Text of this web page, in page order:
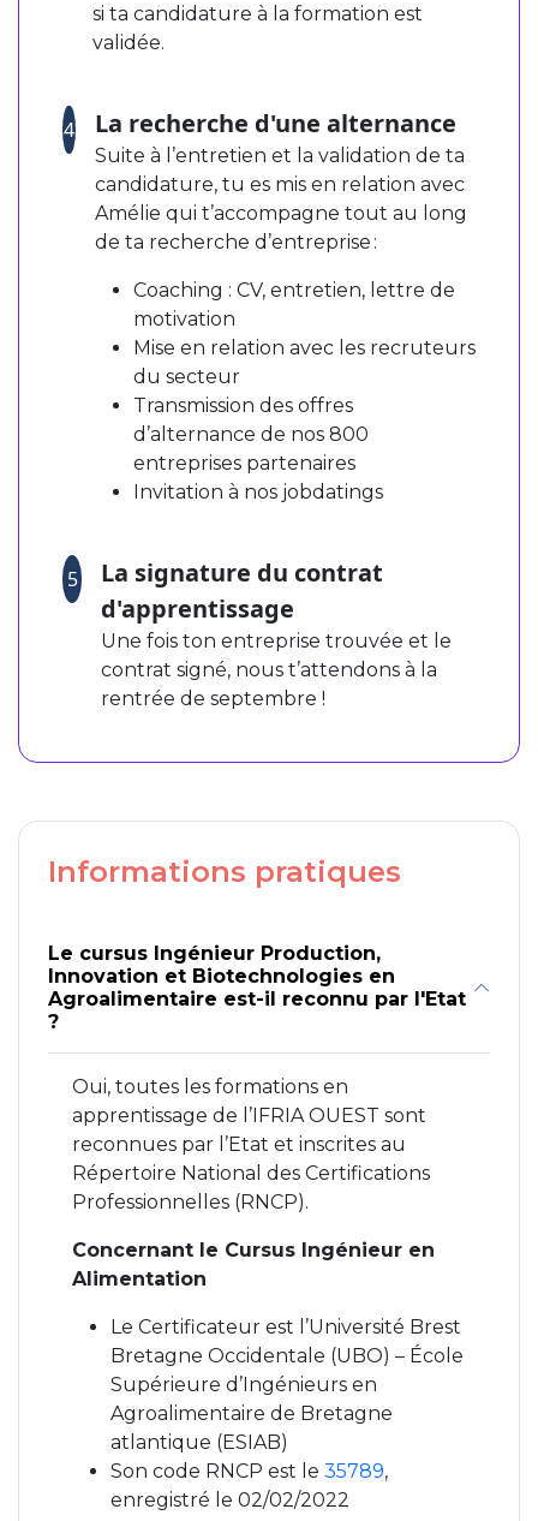
si ta candidature à la formation est
validée.
4 La recherche d'une alternance
Suite à l’entretien et la validation de ta
candidature, tu es mis en relation avec
Amélie qui t’accompagne tout au long
de ta recherche d’entreprise :
Coaching : CV, entretien, lettre de
motivation
Mise en relation avec les recruteurs
du secteur
Transmission des offres
d’alternance de nos 800
entreprises partenaires
Invitation à nos jobdatings
5
La signature du contrat
d'apprentissage
Une fois ton entreprise trouvée et le
contrat signé, nous t’attendons à la
rentrée de septembre !
Informations pratiques
Le cursus Ingénieur Production,
Innovation et Biotechnologies en
Agroalimentaire est-il reconnu par l'Etat
?
Oui, toutes les formations en
apprentissage de l’IFRIA OUEST sont
reconnues par l’Etat et inscrites au
Répertoire National des Certifications
Professionnelles (RNCP).
Concernant le Cursus Ingénieur en
Alimentation
Le Certificateur est l’Université Brest
Bretagne Occidentale (UBO) – École
Supérieure d’Ingénieurs en
Agroalimentaire de Bretagne
atlantique (ESIAB)
Son code RNCP est le 35789,
enregistré le 02/02/2022